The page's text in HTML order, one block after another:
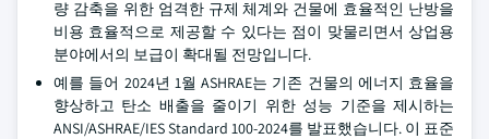
량 감축을 위한 엄격한 규제 체계와 건물에 효율적인 난방을
비용 효율적으로 제공할 수 있다는 점이 맞물리면서 상업용
분야에서의 보급이 확대될 전망입니다.
예를 들어 2024년 1월 ASHRAE는 기존 건물의 에너지 효율을
향상하고 탄소 배출을 줄이기 위한 성능 기준을 제시하는
ANSI/ASHRAE/IES Standard 100-2024를 발표했습니다. 이 표준